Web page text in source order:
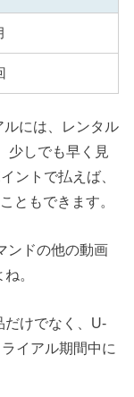
には、レンタル
少しでも早く見
ントで払えば、
ともできます。
ンドの他の動画
。
だけでなく、U-
イアル期間中に